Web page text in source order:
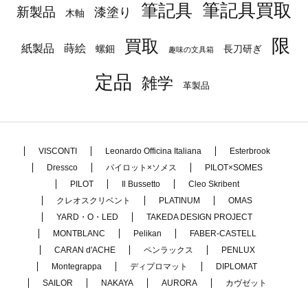
新製品 木軸 漆塗り 筆記具 筆記具買取
紙製品 蒔絵 螺鈿 買取 趣味の文具箱 長刀研ぎ
限
定品
雑学 革製品
VISCONTI Leonardo Officina Italiana
Esterbrook
Dressco
パイロット×ソメス
PILOT×SOMES
PILOT
Il Bussetto
Cleo Skribent
クレオスクリベント
PLATINUM
OMAS
YARD・O・LED
TAKEDA DESIGN PROJECT
MONTBLANC
Pelikan
FABER-CASTELL
CARAN d'ACHE
ペンラックス
PENLUX
Montegrappa
ディプロマット
DIPLOMAT
SAILOR
NAKAYA AURORA
カヴゼット